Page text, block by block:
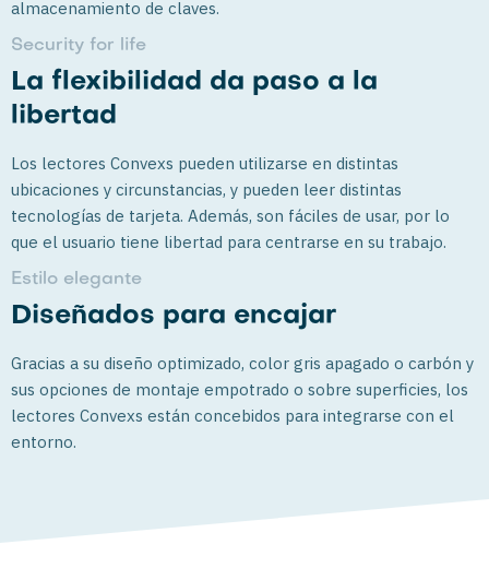
almacenamiento de claves.
Security for life
La flexibilidad da paso a la
libertad
Los lectores Convexs pueden utilizarse en distintas
ubicaciones y circunstancias, y pueden leer distintas
tecnologías de tarjeta. Además, son fáciles de usar, por lo
que el usuario tiene libertad para centrarse en su trabajo.
Estilo elegante
Diseñados para encajar
Gracias a su diseño optimizado, color gris apagado o carbón y
sus opciones de montaje empotrado o sobre superficies, los
lectores Convexs están concebidos para integrarse con el
entorno.